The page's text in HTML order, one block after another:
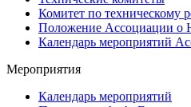
Комитет по техническому
Положение Ассоциации о
Календарь мероприятий
Мероприятия
Календарь мероприятий